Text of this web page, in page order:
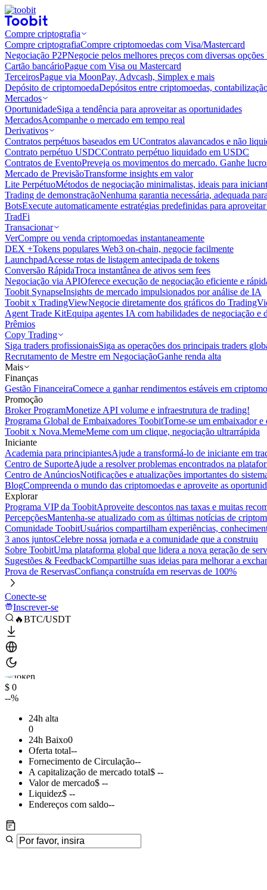
Compre criptografia
Compre criptografiaCompre criptomoedas com Visa/Mastercard
Negociação P2PNegocie pelos melhores preços com diversas
Cartão bancárioPague com Visa ou Mastercard
TerceirosPague via MoonPay, Advcash, Simplex e mais
Depósito de criptomoedaDepósitos entre criptomoedas,
Mercados
OportunidadeSiga a tendência para aproveitar as oportunidades
MercadosAcompanhe o mercado em tempo real
Derivativos
Contratos perpétuos baseados em UContratos alavancados e não
Contrato perpétuo USDCContrato perpétuo liquidado em USDC
Contratos de EventoPreveja os movimentos do mercado. Ganhe
Mercado de PrevisãoTransforme insights em valor
Lite PerpétuoMétodos de negociação minimalistas, ideais para
Trading de demonstraçãoNenhuma garantia necessária, adequada
BotsExecute automaticamente estratégias predefinidas para
TradFi
Transacionar
VerCompre ou venda criptomoedas instantaneamente
DEX +Tokens populares Web3 on-chain, negocie facilmente
LaunchpadAcesse rotas de listagem antecipada de tokens
Conversão RápidaTroca instantânea de ativos sem fees
Negociação via APIOferece execução de negociação eficiente e
Toobit SynapseInsights de mercado impulsionados por análise de IA
Toobit x TradingViewNegocie diretamente dos gráficos do
Agent Trade KitEquipa agentes IA com habilidades de negociação e
Prêmios
Copy Trading
Siga traders profissionaisSiga as operações dos principais traders
Recrutamento de Mestre em NegociaçãoGanhe renda alta
Mais
Finanças
Gestão FinanceiraComece a ganhar rendimentos estáveis em
Promoção
Broker ProgramMonetize API volume e infraestrutura de trading!
Programa Global de Embaixadores ToobitTorne-se um embaixador
Toobit x Nova.MemeMeme com um clique, negociação ultrarrápida
Iniciante
Academia para principiantesAjude a transformá-lo de iniciante em
Centro de SuporteAjude a resolver problemas encontrados na
Centro de AnúnciosNotificações e atualizações importantes do
BlogCompreenda o mundo das criptomoedas e aproveite as
Explorar
Programa VIP da ToobitAproveite descontos nas taxas e muitas
PercepçõesMantenha-se atualizado com as últimas notícias de
Comunidade ToobitUsuários compartilham experiências,
3 anos juntosCelebre nossa jornada e a comunidade que a construiu
Sobre ToobitUma plataforma global que lidera a nova geração de
Sugestões & FeedbackCompartilhe suas ideias para melhorar a
Prova de ReservasConfiança construída em reservas de 100%
Conecte-se
Inscrever-se
🔥BTC/USDT
$ 0
--%
24h alta
0
24h Baixo0
Oferta total--
Fornecimento de Circulação--
A capitalização de mercado total$ --
Valor de mercado$ --
Liquidez$ --
Endereços com saldo--